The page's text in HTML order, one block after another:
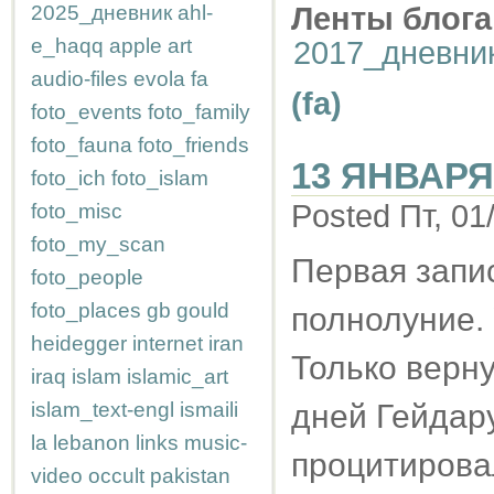
2025_дневник ahl-
e_haqq apple art
audio-files evola fa
foto_events foto_family
foto_fauna foto_friends
foto_ich foto_islam
foto_misc
foto_my_scan
foto_people
foto_places gb gould
heidegger internet iran
iraq islam islamic_art
islam_text-engl ismaili
la lebanon links music-
video occult pakistan
Ленты
(fa)
13 ЯНВАРЯ
Posted Пт,
Первая
Только
дней